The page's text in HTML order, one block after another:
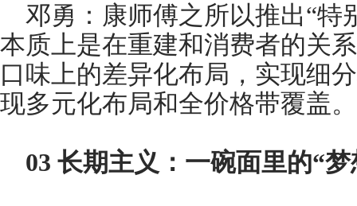
邓勇：康师傅之所以推出“特
本质上是在重建和消费者的关
口味上的差异化布局，实现细
现多元化布局和全价格带覆盖。
03 长期主义：一碗面里的“梦